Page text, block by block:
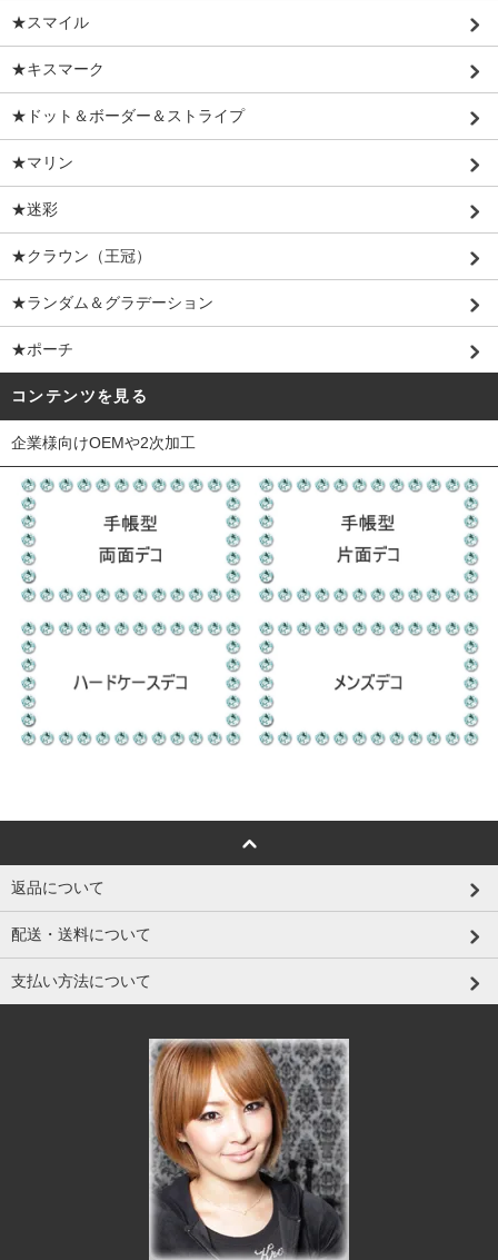
★スマイル
★キスマーク
★ドット＆ボーダー＆ストライプ
★マリン
★迷彩
★クラウン（王冠）
★ランダム＆グラデーション
★ポーチ
コンテンツを見る
企業様向けOEMや2次加工
返品について
配送・送料について
支払い方法について